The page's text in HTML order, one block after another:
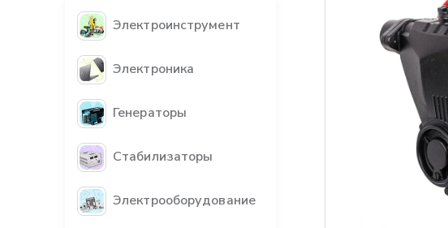
Электроинструмент
Электроника
Генераторы
Стабилизаторы
Электрооборудование